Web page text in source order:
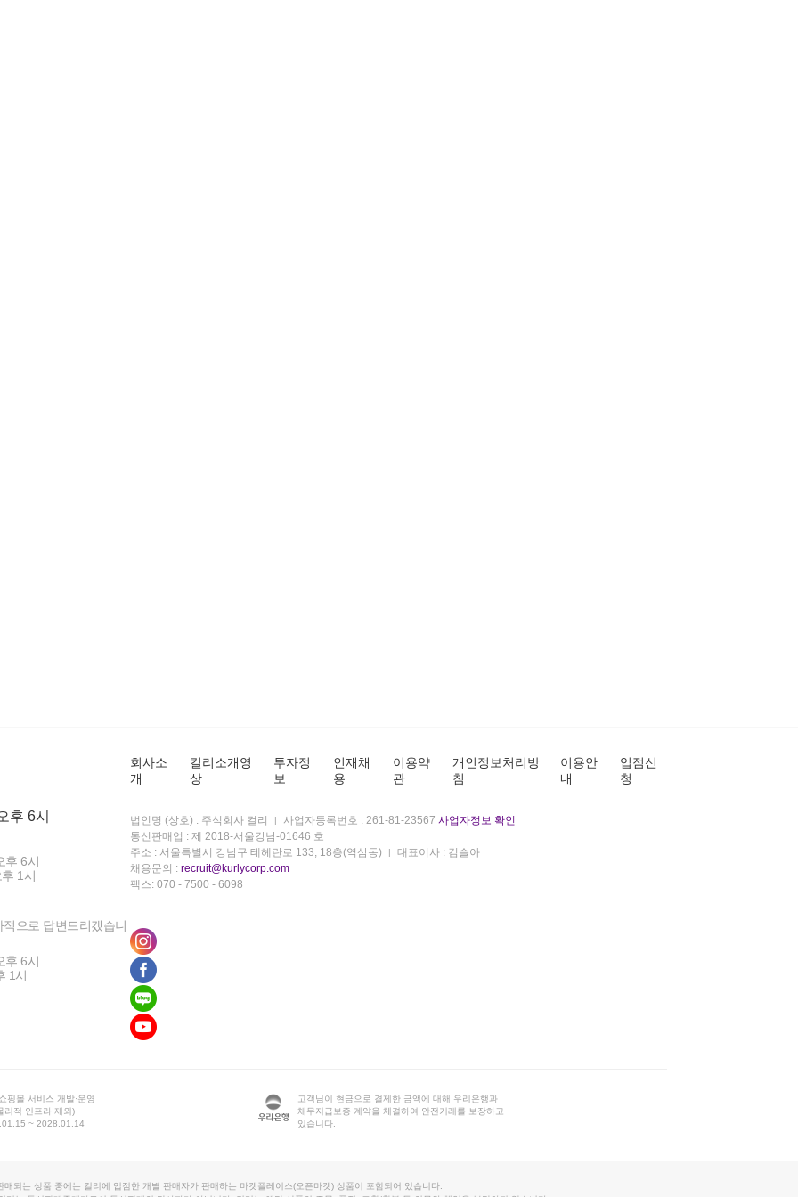
후 6시
후 6시
1시
으로 답변드리겠습니
후 6시
1시
회사소
개
컬리소개영
상
투자정
보
인재채
용
이용약
관
개인정보처리방
침
이용안
내
입점신
청
법인명 (상호) : 주식회사 컬리 사업자등록번호 : 261-81-23567 사업자정보 확인
통신판매업 : 제 2018-서울강남-01646 호
주소 : 서울특별시 강남구 테헤란로 133, 18층(역삼동)
대표이사 : 김슬아
채용문의 : recruit@kurlycorp.com
팩스: 070 - 7500 - 6098
핑몰 서비스 개발·운영
리적 인프라 제외)
~ 2028.01.14
고객님이 현금으로 결제한 금액에 대해 우리은행과
채무지급보증 계약을 체결하여 안전거래를 보장하고
있습니다.
매되는 상품 중에는 컬리에 입점한 개별 판매자가 판매하는 마켓플레이스(오픈마켓) 상품이 포함되어 있습니다.